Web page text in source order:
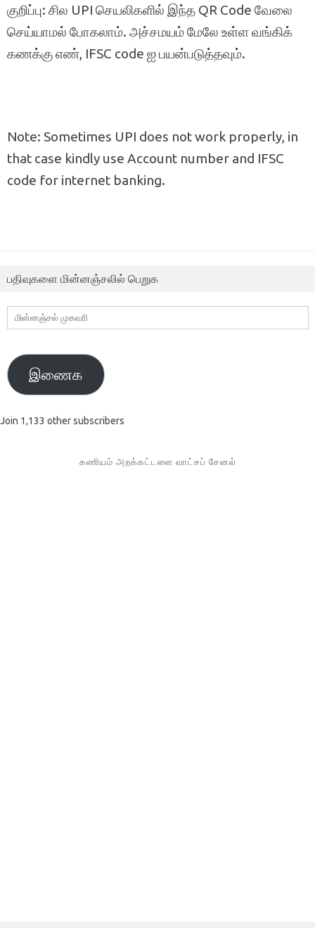
குறிப்பு: சில UPI செயலிகளில் இந்த QR Code வேலை
செய்யாமல் போகலாம். அச்சமயம் மேலே உள்ள வங்கிக்
கணக்கு எண், IFSC code ஐ பயன்படுத்தவும்.
Note: Sometimes UPI does not work properly, in
that case kindly use Account number and IFSC
code for internet banking.
பதிவுகளை மின்னஞ்சலில் பெறுக
மின்னஞ்சல்
முகவரி
இணைக
Join 1,133 other subscribers
கணியம் அறக்கட்டளை வாட்சப் சேனல்